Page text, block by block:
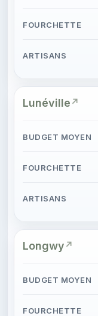
Lunéville
Longwy